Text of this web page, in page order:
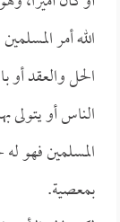
الله أمر
الحل والعقد أو
الناس أو يتولى
المسلمين فهو
بمعصية.